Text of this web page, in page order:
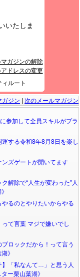
いたしま
マガジンの解除
ドレスの変更
ルート
ガジン
次のメールマガジン
参加して全員スキルがプラ
する令和8年8月8日を楽し
ズゲートが開いてます
解除で“人生が変わった”人
るのとやりたいからやる
て言葉 マジで嫌いでし
ロックだから！って言う
》
】「私なんて…」と思う人
ー栗山葉湖》